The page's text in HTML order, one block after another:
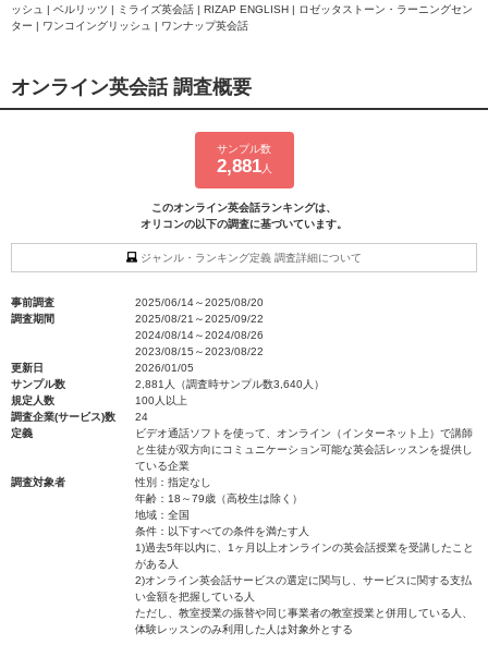
ッシュ | ベルリッツ | ミライズ英会話 | RIZAP ENGLISH | ロゼッタストーン・ラーニングセン
ター | ワンコイングリッシュ | ワンナップ英会話
オンライン英会話 調査概要
サンプル数
2,881人
このオンライン英会話ランキングは、
オリコンの以下の調査に基づいています。
ジャンル・ランキング定義 調査詳細について
事前調査
2025/06/14～2025/08/20
調査期間
2025/08/21～2025/09/22
2024/08/14～2024/08/26
2023/08/15～2023/08/22
更新日
2026/01/05
サンプル数
2,881人（調査時サンプル数3,640人）
規定人数
100人以上
調査企業(サービス)数
24
定義
ビデオ通話ソフトを使って、オンライン（インターネット上）で講師
と生徒が双方向にコミュニケーション可能な英会話レッスンを提供し
ている企業
調査対象者
性別：指定なし
年齢：18～79歳（高校生は除く）
地域：全国
条件：以下すべての条件を満たす人
1)過去5年以内に、1ヶ月以上オンラインの英会話授業を受講したこと
がある人
2)オンライン英会話サービスの選定に関与し、サービスに関する支払
い金額を把握している人
ただし、教室授業の振替や同じ事業者の教室授業と併用している人、
体験レッスンのみ利用した人は対象外とする